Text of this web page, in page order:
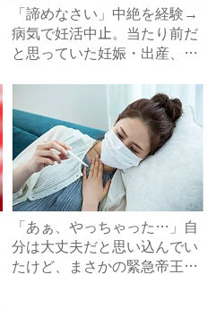
「諦めなさい」中絶を経験→
病気で妊活中止。当たり前だ
と思っていた妊娠・出産、現
「あぁ、やっちゃった…」自
分は大丈夫だと思い込んでい
たけど、まさかの緊急帝王切